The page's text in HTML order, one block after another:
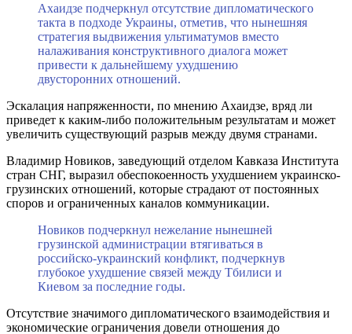
Ахаидзе подчеркнул отсутствие дипломатического
такта в подходе Украины, отметив, что нынешняя
стратегия выдвижения ультиматумов вместо
налаживания конструктивного диалога может
привести к дальнейшему ухудшению
двусторонних отношений.
Эскалация напряженности, по мнению Ахаидзе, вряд ли
приведет к каким-либо положительным результатам и может
увеличить существующий разрыв между двумя странами.
Владимир Новиков, заведующий отделом Кавказа Института
стран СНГ, выразил обеспокоенность ухудшением украинско-
грузинских отношений, которые страдают от постоянных
споров и ограниченных каналов коммуникации.
Новиков подчеркнул нежелание нынешней
грузинской администрации втягиваться в
российско-украинский конфликт, подчеркнув
глубокое ухудшение связей между Тбилиси и
Киевом за последние годы.
Отсутствие значимого дипломатического взаимодействия и
экономические ограничения довели отношения до